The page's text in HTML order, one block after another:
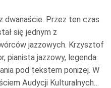
dwanaście. Przez ten czas
się jednym z
jazzowych. Krzysztof
pianista jazzowy, legenda.
pod tekstem poniżej. W
Audycji Kulturalnych…